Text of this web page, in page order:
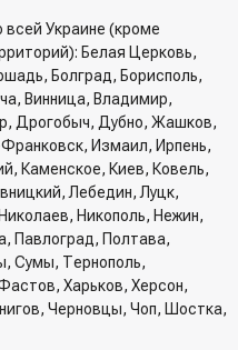
всей Украине (кроме
Белая Церковь,
Болград, Борисполь,
Винница, Владимир,
Дрогобыч, Дубно, Жашков,
Измаил, Ирпень,
Каменское, Киев, Ковель,
Лебедин, Луцк,
Никополь, Нежин,
Павлоград, Полтава,
Сумы, Тернополь,
Харьков, Херсон,
Черновцы, Чоп, Шостка,